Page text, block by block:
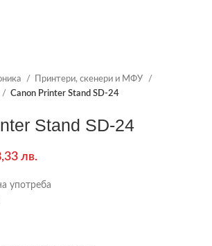
Принтери, скенери и МФУ
Canon Printer Stand SD-24
Stand SD-24
лв.
употреба